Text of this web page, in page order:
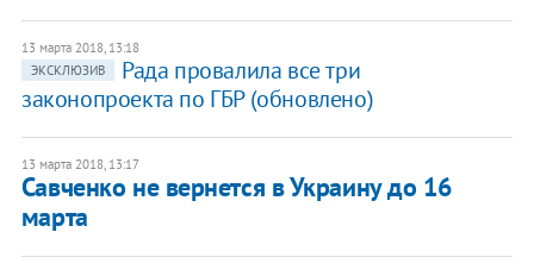
13 марта 2018, 13:18
ЭКСКЛЮЗИВ
Рада провалила все три
законопроекта по ГБР (обновлено)
13 марта 2018, 13:17
Савченко не вернется в Украину до 16
марта